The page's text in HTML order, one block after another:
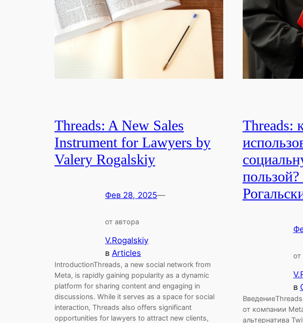
Threads: A New Sales
Instrument for Lawyers by
Valery Rogalskiy
Фев 28, 2025—
от автора
V.Rogalskiy
в Articles
IntroductionThreads, a new social network from
Meta, is rapidly gaining popularity as a dynamic
platform for sharing content and engaging in
discussions. While it serves as a space for social
interaction, Threads also offers significant
opportunities for lawyers to attract new clients,
Threads:
от
в
от компании
альтернатива